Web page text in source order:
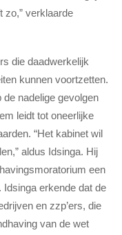
zo,” verklaarde
die daadwerkelijk
kunnen voortzetten.
nadelige gevolgen
leidt tot oneerlijke
“Het kabinet wil
aldus Idsinga. Hij
een
Idsinga erkende dat de
en zzp’ers, die
van de wet